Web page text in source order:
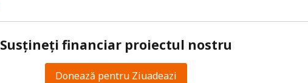
Susțineți financiar proiectul nostru
Donează pentru Ziuadeazi